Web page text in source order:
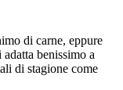
di carne, eppure
adatta benissimo a
di stagione come